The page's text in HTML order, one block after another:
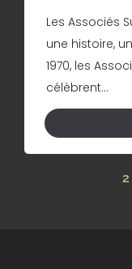
Les Associés
une histoire,
1970, les
célèbrent...
2